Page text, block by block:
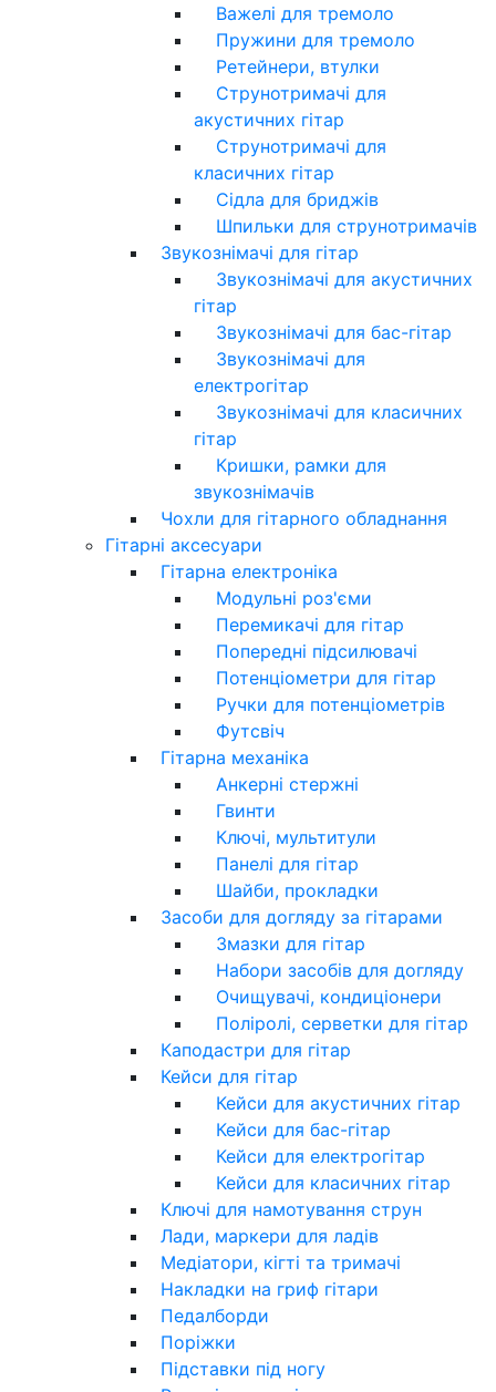
Важелі для тремоло
Пружини для тремоло
Ретейнери, втулки
Струнотримачі для
акустичних гітар
Струнотримачі для
класичних гітар
Сідла для бриджів
Шпильки для струнотримачів
Звукознімачі для гітар
Звукознімачі для акустичних
гітар
Звукознімачі для бас-гітар
Звукознімачі для
електрогітар
Звукознімачі для класичних
гітар
Кришки, рамки для
звукознімачів
Чохли для гітарного обладнання
Гітарні аксесуари
Гітарна електроніка
Модульні роз'єми
Перемикачі для гітар
Попередні підсилювачі
Потенціометри для гітар
Ручки для потенціометрів
Футсвіч
Гітарна механіка
Анкерні стержні
Гвинти
Ключі, мультитули
Панелі для гітар
Шайби, прокладки
Засоби для догляду за гітарами
Змазки для гітар
Набори засобів для догляду
Очищувачі, кондиціонери
Поліролі, серветки для гітар
Каподастри для гітар
Кейси для гітар
Кейси для акустичних гітар
Кейси для бас-гітар
Кейси для електрогітар
Кейси для класичних гітар
Ключі для намотування струн
Лади, маркери для ладів
Медіатори, кігті та тримачі
Накладки на гриф гітари
Педалборди
Поріжки
Підставки під ногу